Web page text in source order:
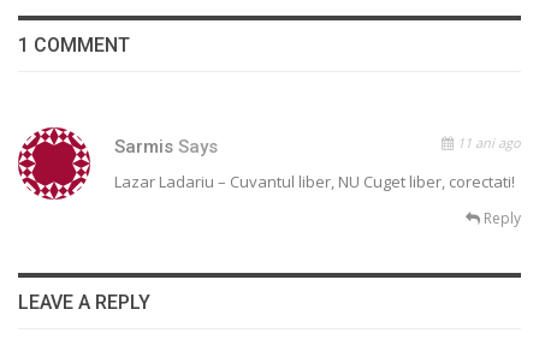
1 COMMENT
Sarmis Says 11 ani ago
Lazar Ladariu – Cuvantul liber, NU Cuget liber, corectati!
Reply
LEAVE A REPLY